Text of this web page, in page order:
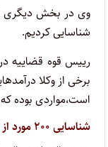
وی در بخش دیگری
شناسایی کردیم.
رییس قوه قضاییه
برخی از وکلا
است،مواردی بوده که یک وکیل در یک
شناسایی ۲۰۰ مورد از زمینه ها و گلوگاه های فساد